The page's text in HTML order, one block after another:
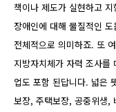
책이나 제도가 실현하고
장애인에 대해 물질적인
전체적으로 의미하죠. 또
지방자치체가 자력 조사를
업도 포함 된답니다. 넓은
보장, 주택보장, 공중위생,